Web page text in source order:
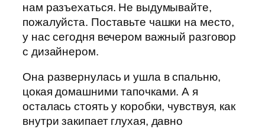
нам разъехаться. Не выдумывайте,
пожалуйста. Поставьте чашки на место,
у нас сегодня вечером важный разговор
с дизайнером.
Она развернулась и ушла в спальню,
цокая домашними тапочками. А я
осталась стоять у коробки, чувствуя, как
внутри закипает глухая, давно